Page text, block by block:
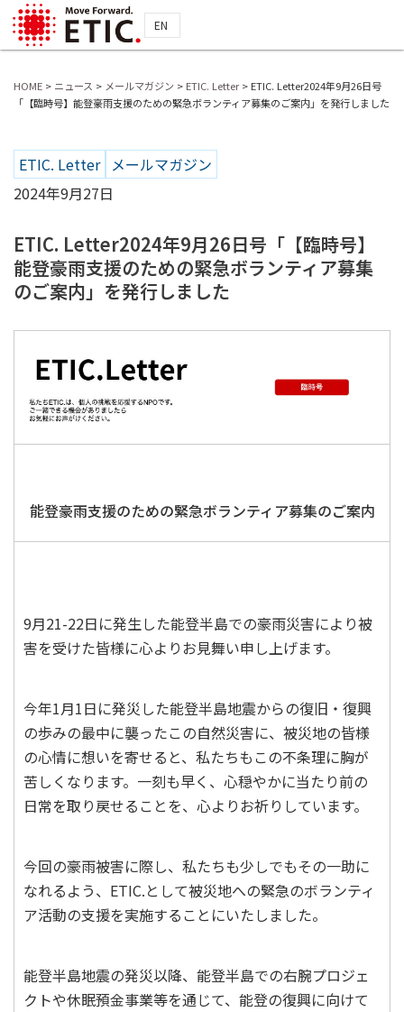
EN
HOME > ニュース > メールマガジン > ETIC. Letter > ETIC. Letter2024年9月26日号
「【臨時号】能登豪雨支援のための緊急ボランティア募集のご案内」を発行しました
ETIC. Letter メールマガジン
2024年9月27日
ETIC. Letter2024年9月26日号「【臨時号】
能登豪雨支援のための緊急ボランティア募集
のご案内」を発行しました
能登豪雨支援のための緊急ボランティア募集のご案内
9月21-22日に発生した能登半島での豪雨災害により被
害を受けた皆様に心よりお見舞い申し上げます。
今年1月1日に発災した能登半島地震からの復旧・復興
の歩みの最中に襲ったこの自然災害に、被災地の皆様
の心情に想いを寄せると、私たちもこの不条理に胸が
苦しくなります。一刻も早く、心穏やかに当たり前の
日常を取り戻せることを、心よりお祈りしています。
今回の豪雨被害に際し、私たちも少しでもその一助に
なれるよう、ETIC.として被災地への緊急のボランティ
ア活動の支援を実施することにいたしました。
能登半島地震の発災以降、能登半島での右腕プロジェ
クトや休眠預金事業等を通じて、能登の復興に向けて